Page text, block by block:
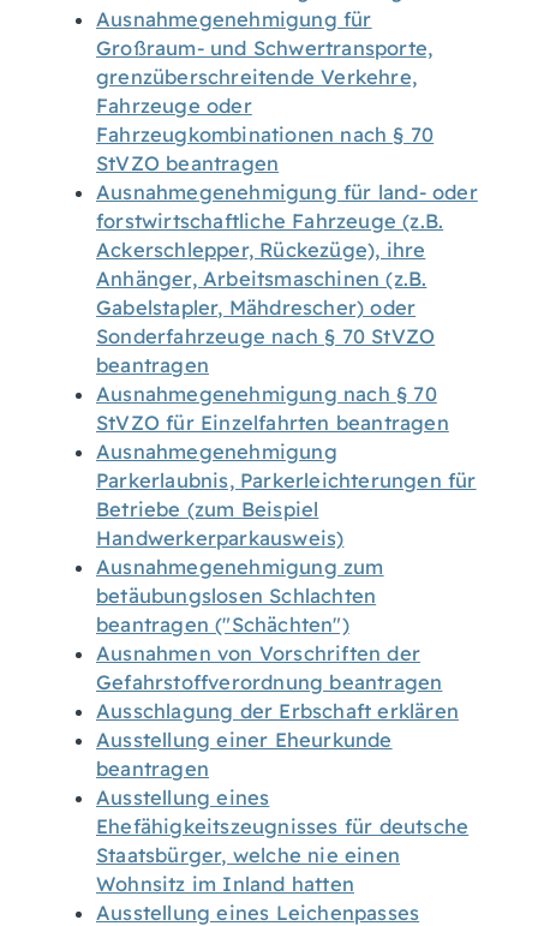
Ausnahmegenehmigung für
Großraum- und Schwertransporte,
grenzüberschreitende Verkehre,
Fahrzeuge oder
Fahrzeugkombinationen nach § 70
StVZO beantragen
Ausnahmegenehmigung für land- oder
forstwirtschaftliche Fahrzeuge (z.B.
Ackerschlepper, Rückezüge), ihre
Anhänger, Arbeitsmaschinen (z.B.
Gabelstapler, Mähdrescher) oder
Sonderfahrzeuge nach § 70 StVZO
beantragen
Ausnahmegenehmigung nach § 70
StVZO für Einzelfahrten beantragen
Ausnahmegenehmigung
Parkerlaubnis, Parkerleichterungen für
Betriebe (zum Beispiel
Handwerkerparkausweis)
Ausnahmegenehmigung zum
betäubungslosen Schlachten
beantragen ("Schächten")
Ausnahmen von Vorschriften der
Gefahrstoffverordnung beantragen
Ausschlagung der Erbschaft erklären
Ausstellung einer Eheurkunde
beantragen
Ausstellung eines
Ehefähigkeitszeugnisses für deutsche
Staatsbürger, welche nie einen
Wohnsitz im Inland hatten
Ausstellung eines Leichenpasses